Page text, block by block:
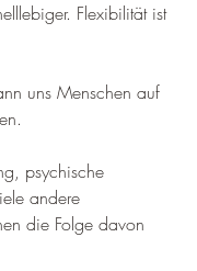
Flexibilität ist
uns Menschen auf
psychische
andere
die Folge davon